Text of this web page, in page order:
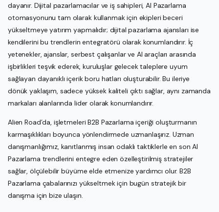
dayanır. Dijital pazarlamacılar ve iş sahipleri, AI Pazarlama
otomasyonunu tam olarak kullanmak için ekipleri beceri
yükseltmeye yatırım yapmalıdır; dijital pazarlama ajansları ise
kendilerini bu trendlerin entegratörü olarak konumlandırır. İç
yetenekler, ajanslar, serbest çalışanlar ve AI araçları arasında
işbirlikleri teşvik ederek, kuruluşlar gelecek taleplere uyum
sağlayan dayanıklı içerik boru hatları oluşturabilir. Bu ileriye
dönük yaklaşım, sadece yüksek kaliteli çıktı sağlar, aynı zamanda
markaları alanlarında lider olarak konumlandırır.
Alien Road’da, işletmeleri B2B Pazarlama içeriği oluşturmanın
karmaşıklıkları boyunca yönlendirmede uzmanlaşırız. Uzman
danışmanlığımız, kanıtlanmış insan odaklı taktiklerle en son AI
Pazarlama trendlerini entegre eden özelleştirilmiş stratejiler
sağlar, ölçülebilir büyüme elde etmenize yardımcı olur. B2B
Pazarlama çabalarınızı yükseltmek için bugün stratejik bir
danışma için bize ulaşın.